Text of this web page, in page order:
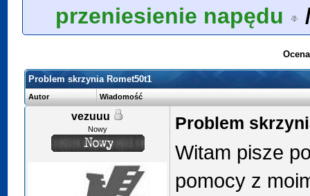
przeniesienie napędu
Problem skrzynia Romet50t1
Autor Wiadomość
vezuuu
Nowy Problem
Witam pisze
pomocy z